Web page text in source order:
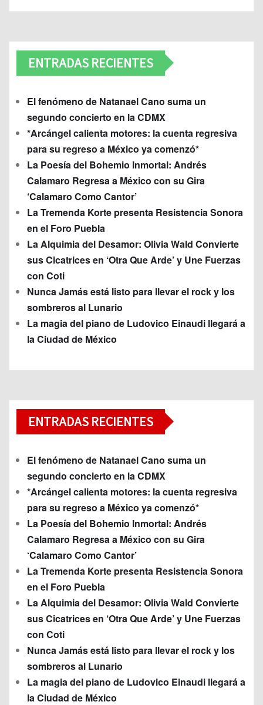
ENTRADAS RECIENTES
El fenómeno de Natanael Cano suma un
segundo concierto en la CDMX
*Arcángel calienta motores: la cuenta regresiva
para su regreso a México ya comenzó*
La Poesía del Bohemio Inmortal: Andrés
Calamaro Regresa a México con su Gira
‘Calamaro Como Cantor’
La Tremenda Korte presenta Resistencia Sonora
en el Foro Puebla
La Alquimia del Desamor: Olivia Wald Convierte
sus Cicatrices en ‘Otra Que Arde’ y Une Fuerzas
con Coti
Nunca Jamás está listo para llevar el rock y los
sombreros al Lunario
La magia del piano de Ludovico Einaudi llegará a
la Ciudad de México
ENTRADAS RECIENTES
El fenómeno de Natanael Cano suma un
segundo concierto en la CDMX
*Arcángel calienta motores: la cuenta regresiva
para su regreso a México ya comenzó*
La Poesía del Bohemio Inmortal: Andrés
Calamaro Regresa a México con su Gira
‘Calamaro Como Cantor’
La Tremenda Korte presenta Resistencia Sonora
en el Foro Puebla
La Alquimia del Desamor: Olivia Wald Convierte
sus Cicatrices en ‘Otra Que Arde’ y Une Fuerzas
con Coti
Nunca Jamás está listo para llevar el rock y los
sombreros al Lunario
La magia del piano de Ludovico Einaudi llegará a
la Ciudad de México